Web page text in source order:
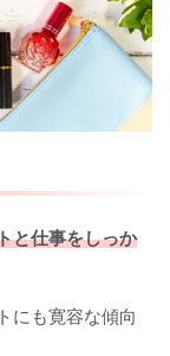
と仕事をしっか
にも寛容な傾向